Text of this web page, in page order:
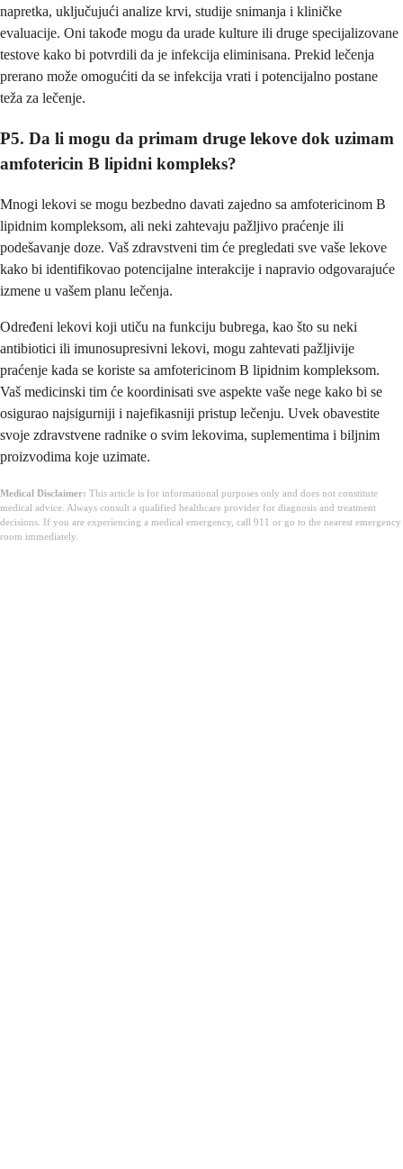
napretka, uključujući analize krvi, studije snimanja i kliničke
evaluacije. Oni takođe mogu da urade kulture ili druge specijalizovane
testove kako bi potvrdili da je infekcija eliminisana. Prekid lečenja
prerano može omogućiti da se infekcija vrati i potencijalno postane
teža za lečenje.
P5. Da li mogu da primam druge lekove dok uzimam
amfotericin B lipidni kompleks?
Mnogi lekovi se mogu bezbedno davati zajedno sa amfotericinom B
lipidnim kompleksom, ali neki zahtevaju pažljivo praćenje ili
podešavanje doze. Vaš zdravstveni tim će pregledati sve vaše lekove
kako bi identifikovao potencijalne interakcije i napravio odgovarajuće
izmene u vašem planu lečenja.
Određeni lekovi koji utiču na funkciju bubrega, kao što su neki
antibiotici ili imunosupresivni lekovi, mogu zahtevati pažljivije
praćenje kada se koriste sa amfotericinom B lipidnim kompleksom.
Vaš medicinski tim će koordinisati sve aspekte vaše nege kako bi se
osigurao najsigurniji i najefikasniji pristup lečenju. Uvek obavestite
svoje zdravstvene radnike o svim lekovima, suplementima i biljnim
proizvodima koje uzimate.
Medical Disclaimer: This article is for informational purposes only and does not constitute
medical advice. Always consult a qualified healthcare provider for diagnosis and treatment
decisions. If you are experiencing a medical emergency, call 911 or go to the nearest emergency
room immediately.